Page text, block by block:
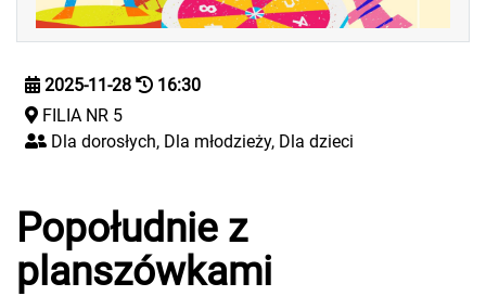
2025-11-28
16:30
FILIA NR 5
Dla dorosłych, Dla młodzieży, Dla dzieci
Popołudnie z
planszówkami